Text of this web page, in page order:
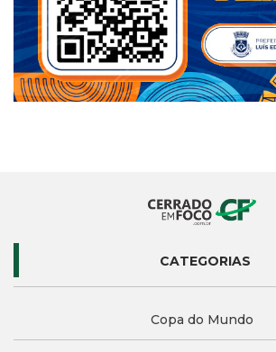
CATEGORIAS
Copa do Mundo